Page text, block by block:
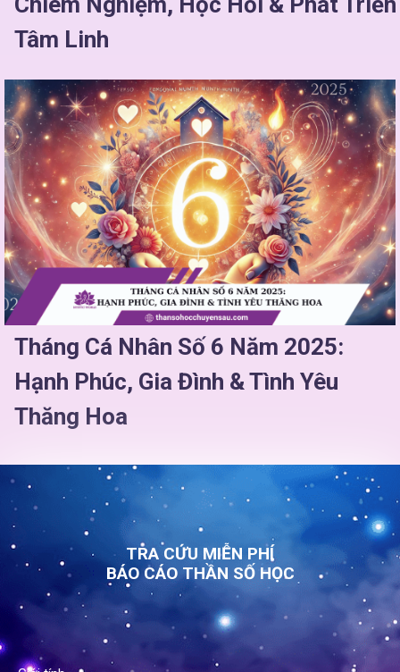
Tâm Linh
Tháng Cá Nhân Số 6 Năm 2025:
Hạnh Phúc, Gia Đình & Tình Yêu
Thăng Hoa
TRA CỨU MIỄN PHÍ
BÁO CÁO THẦN SỐ HỌC